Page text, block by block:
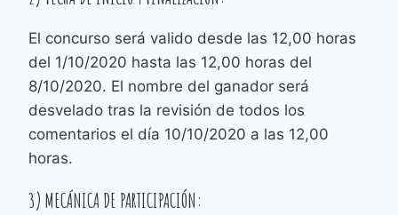
El concurso será valido desde las 12,00 horas
del 1/10/2020 hasta las 12,00 horas del
8/10/2020. El nombre del ganador será
desvelado tras la revisión de todos los
comentarios el día 10/10/2020 a las 12,00
horas.
3) MECÁNICA DE PARTICIPACIÓN: